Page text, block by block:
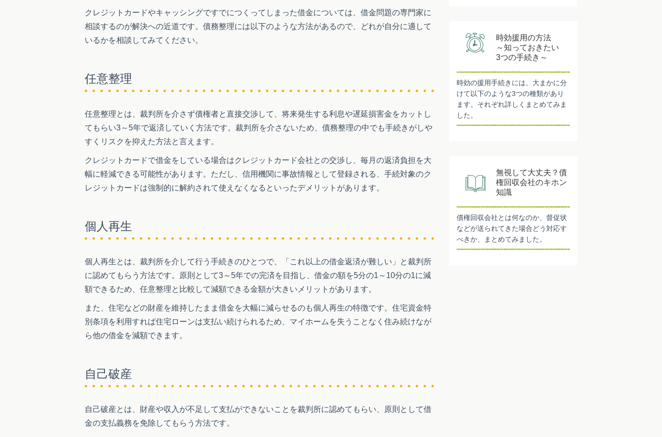
クレジットカードやキャッシングですでにつくってしまった借金については、借金問題の専門家に
相談するのが解決への近道です。債務整理には以下のような方法があるので、どれが自分に適して
いるかを相談してみてください。
任意整理
任意整理とは、裁判所を介さず債権者と直接交渉して、将来発生する利息や遅延損害金をカットし
てもらい3～5年で返済していく方法です。裁判所を介さないため、債務整理の中でも手続きがしや
すくリスクを抑えた方法と言えます。
クレジットカードで借金をしている場合はクレジットカード会社との交渉し、毎月の返済負担を大
幅に軽減できる可能性があります。ただし、信用機関に事故情報として登録される、手続対象のク
レジットカードは強制的に解約されて使えなくなるといったデメリットがあります。
個人再生
個人再生とは、裁判所を介して行う手続きのひとつで、「これ以上の借金返済が難しい」と裁判所
に認めてもらう方法です。原則として3～5年での完済を目指し、借金の額を5分の1～10分の1に減
額できるため、任意整理と比較して減額できる金額が大きいメリットがあります。
また、住宅などの財産を維持したまま借金を大幅に減らせるのも個人再生の特徴です。住宅資金特
別条項を利用すれば住宅ローンは支払い続けられるため、マイホームを失うことなく住み続けなが
ら他の借金を減額できます。
自己破産
自己破産とは、財産や収入が不足して支払ができないことを裁判所に認めてもらい、原則として借
金の支払義務を免除してもらう方法です。
時効援用の方法
～知っておきたい
3つの手続き～
時効の援用手続きには、大まかに分
けて以下のような3つの種類があり
ます。それぞれ詳しくまとめてみま
した。
無視して大丈夫？債
権回収会社のキホン
知識
債権回収会社とは何なのか、督促状
などが送られてきた場合どう対応す
べきか、まとめてみました。